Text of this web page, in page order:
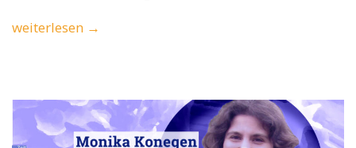
weiterlesen →